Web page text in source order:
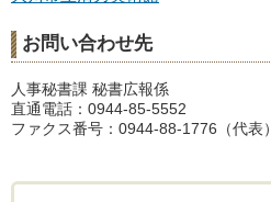
お問い合わせ先
人事秘書課 秘書広報係
直通電話：0944-85-5552
ファクス番号：0944-88-1776（代表）